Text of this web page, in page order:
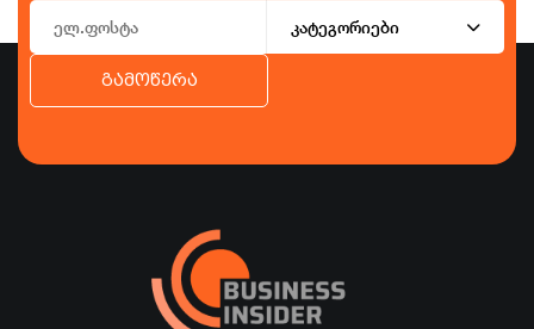
კატეგორიები
გამოწერა